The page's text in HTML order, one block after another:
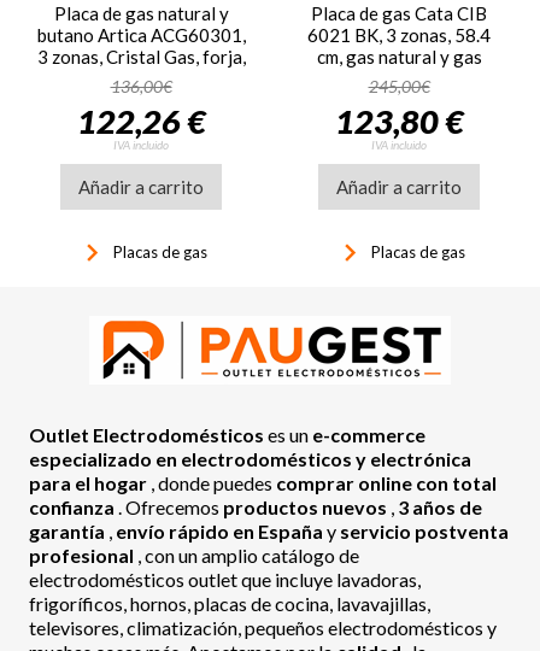
Placa de gas natural y
butano Artica ACG60301,
3 zonas, Cristal Gas, forja,
Wok
136,00€
122,26 €
IVA incluido
Añadir a carrito
keyboard_arrow_right Placas de gas
Placa de gas Cata CIB
6021 BK, 3 zonas, 58.4
cm, gas natural y gas
butano, Cristal Gas,
8100W, quemador y
parrillas esmaltadas,
autoencendido, válvula de
seguridad, ref: 08068402,
color negro
245,00€
123,80 €
IVA incluido
Añadir a carrito
keyboard_arrow_right Placas de gas
Outlet Electrodomésticos es un e-commerce
especializado en electrodomésticos y electrónica
para el hogar , donde puedes comprar online con total
confianza . Ofrecemos productos nuevos , 3 años de
garantía , envío rápido en España y servicio postventa
profesional , con un amplio catálogo de
electrodomésticos outlet que incluye lavadoras,
frigoríficos, hornos, placas de cocina, lavavajillas,
televisores, climatización, pequeños electrodomésticos y